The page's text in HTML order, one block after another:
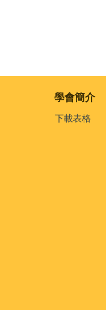
學會簡介
下載表格